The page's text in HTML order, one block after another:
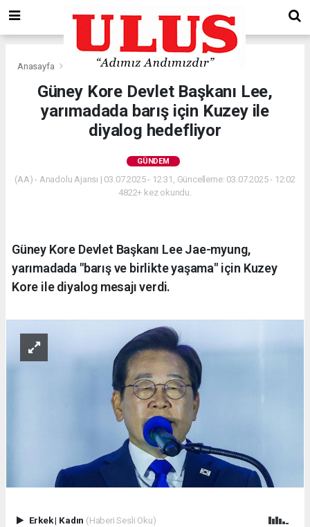
Anasayfa Gündem
Güney Kore Devlet Başkanı Lee,
yarımadada barış için Kuzey ile
diyalog hedefliyor
GÜNDEM
(AA) - Anadolu Ajansı | 03.07.2025 - 12:31, Güncelleme: 03.07.2025 - 12:02
4822+ kez okundu.
Güney Kore Devlet Başkanı Lee Jae-myung,
yarımadada "barış ve birlikte yaşama" için Kuzey
Kore ile diyalog mesajı verdi.
Erkek| Kadın (Haberi Sesli Oku)